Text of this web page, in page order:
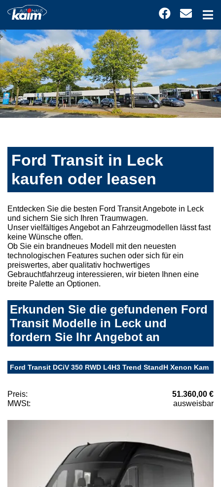
Ford Transit in Leck
kaufen oder leasen
Entdecken Sie die besten Ford Transit Angebote in Leck
und sichern Sie sich Ihren Traumwagen.
Unser vielfältiges Angebot an Fahrzeugmodellen lässt fast
keine Wünsche offen.
Ob Sie ein brandneues Modell mit den neuesten
technologischen Features suchen oder sich für ein
preiswertes, aber qualitativ hochwertiges
Gebrauchtfahrzeug interessieren, wir bieten Ihnen eine
breite Palette an Optionen.
Erkunden Sie die gefundenen Ford
Transit Modelle in Leck und
fordern Sie Ihr Angebot an
Ford Transit DCiV 350 RWD L4H3 Trend StandH Xenon Kam
Preis:
51.360,00 €
MWSt:
ausweisbar